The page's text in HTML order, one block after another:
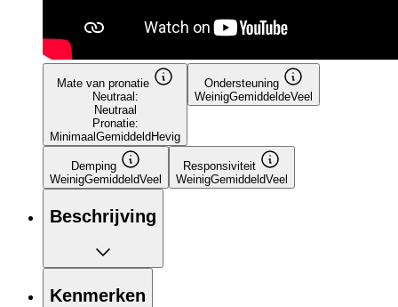
Mate van pronatie
Neutraal:
Neutraal
Pronatie:
MinimaalGemiddeld Hevig
Ondersteuning
WeinigGemiddeldeVeel
Demping
WeinigGemiddeldVeel
Responsiviteit
WeinigGemiddeldVeel
Beschrijving
Kenmerken